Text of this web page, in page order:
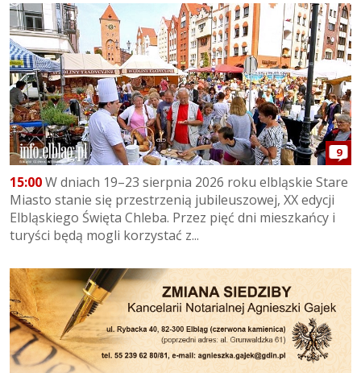
9
15:00W dniach 19–23 sierpnia 2026 roku elbląskie Stare
Miasto stanie się przestrzenią jubileuszowej, XX edycji
Elbląskiego Święta Chleba. Przez pięć dni mieszkańcy i
turyści będą mogli korzystać z...